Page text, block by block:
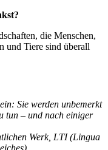
die Menschen,
und Tiere sind überall
Sie werden unbemerkt
tun – und nach einiger
Werk, LTI (Lingua